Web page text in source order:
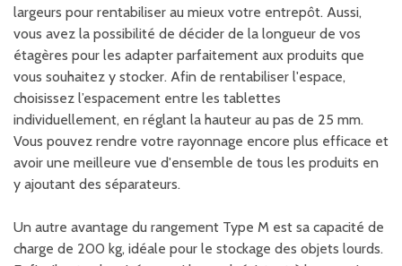
largeurs pour rentabiliser au mieux votre entrepôt. Aussi,
vous avez la possibilité de décider de la longueur de vos
étagères pour les adapter parfaitement aux produits que
vous souhaitez y stocker. Afin de rentabiliser l'espace,
choisissez l’espacement entre les tablettes
individuellement, en réglant la hauteur au pas de 25 mm.
Vous pouvez rendre votre rayonnage encore plus efficace et
avoir une meilleure vue d'ensemble de tous les produits en
y ajoutant des séparateurs.
Un autre avantage du rangement Type M est sa capacité de
charge de 200 kg, idéale pour le stockage des objets lourds.